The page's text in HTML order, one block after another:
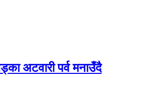
अटवारी पर्व मनाउँदै